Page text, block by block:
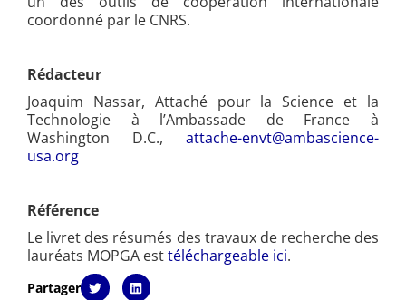
coordonné par le CNRS.
Rédacteur
Joaquim Nassar, Attaché pour la Science et la
Technologie à l’Ambassade de France à
Washington D.C., attache-envt@ambascience-
usa.org
Référence
Le livret des résumés des travaux de recherche des
lauréats MOPGA esttéléchargeable ici.
Partager